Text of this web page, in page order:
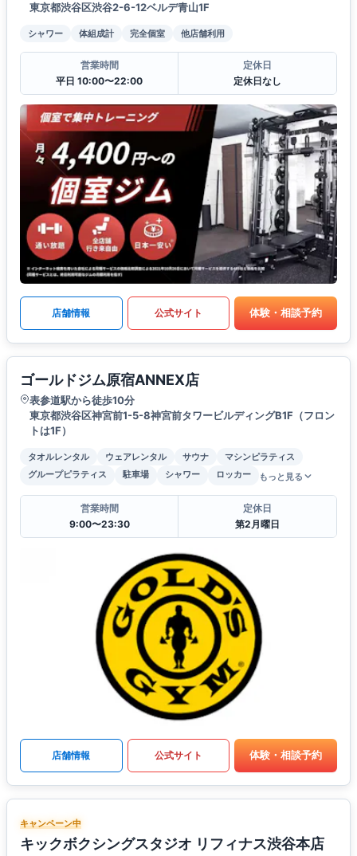
東京都渋谷区渋谷2-6-12ベルデ青山1F
シャワー 体組成計 完全個室 他店舗利用
営業時間
平日 10:00〜22:00
定休日
定休日なし
店舗情報 公式サイト 体験・相談予約
ゴールドジム原宿ANNEX店
表参道駅から徒歩10分
東京都渋谷区神宮前1-5-8神宮前タワービルディングB1F（フロン
トは1F）
タオルレンタル ウェアレンタル サウナ
マシンピラティス
グループピラティス
駐車場 シャワー ロッカー もっと見る
営業時間
9:00〜23:30
定休日
第2月曜日
店舗情報 公式サイト 体験・相談予約
キャンペーン中
キックボクシングスタジオ リフィナス渋谷本店